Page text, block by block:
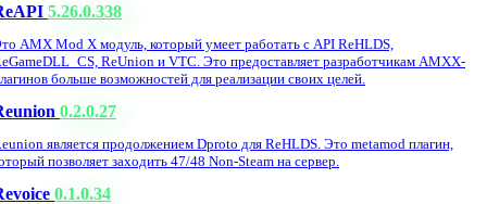
5.26.0.338
AMX Mod X модуль, который умеет работать с API ReHLDS,
ReUnion и VTC. Это предоставляет разработчикам AMXX-
больше возможностей для реализации своих целей.
0.2.0.27
является продолжением Dproto для ReHLDS. Это metamod плагин,
позволяет заходить 47/48 Non-Steam на сервер.
0.1.0.34